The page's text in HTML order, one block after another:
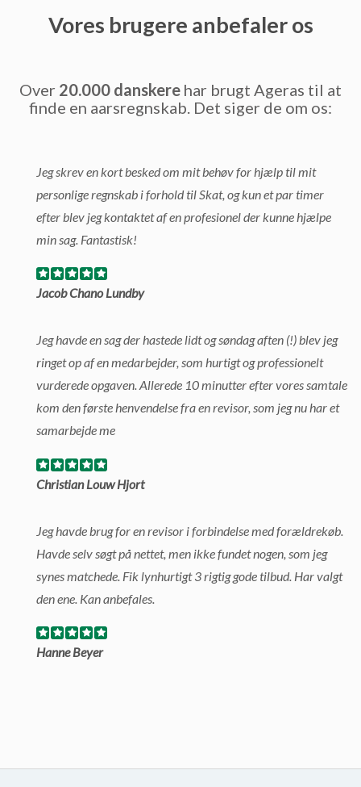
Vores brugere anbefaler os
Over 20.000 danskere har brugt Ageras til at
finde en aarsregnskab. Det siger de om os:
Jeg skrev en kort besked om mit behøv for hjælp til mit
personlige regnskab i forhold til Skat, og kun et par timer
efter blev jeg kontaktet af en profesionel der kunne hjælpe
min sag. Fantastisk!
Jacob Chano Lundby
Jeg havde en sag der hastede lidt og søndag aften (!) blev jeg
ringet op af en medarbejder, som hurtigt og professionelt
vurderede opgaven. Allerede 10 minutter efter vores samtale
kom den første henvendelse fra en revisor, som jeg nu har et
samarbejde me
Christian Louw Hjort
Jeg havde brug for en revisor i forbindelse med forældrekøb.
Havde selv søgt på nettet, men ikke fundet nogen, som jeg
synes matchede. Fik lynhurtigt 3 rigtig gode tilbud. Har valgt
den ene. Kan anbefales.
Hanne Beyer